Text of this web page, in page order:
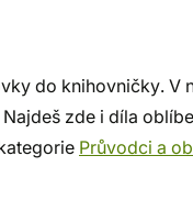
do knihovničky. V
zde i díla
Průvodci a